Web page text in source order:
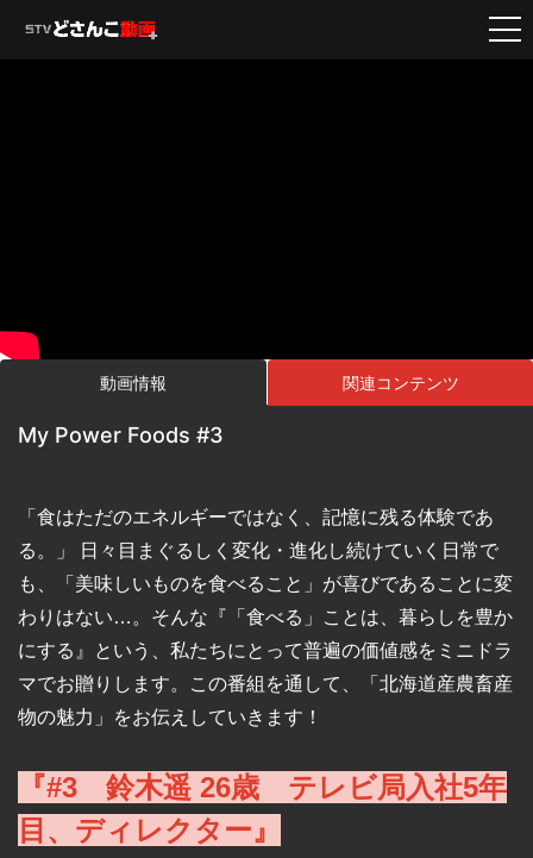
動画情報 関連コンテンツ
My Power Foods #3
「 食はただのエネルギーではなく、記憶に残る体験であ
る。」 日々目まぐるしく変化・進化し続けていく日常で
も、「美味しいものを食べること」が喜びであることに変
わりはない…。 そんな『「食べる」ことは、暮らしを豊か
にする』という、私たちにとって普遍の価値感をミニドラ
マでお贈りします。 この番組を通して、
「北海道産農畜産
物の魅力」
をお伝えしていきます！
『#3　鈴木遥 26歳　テレビ局入社5年
目、ディレクター』